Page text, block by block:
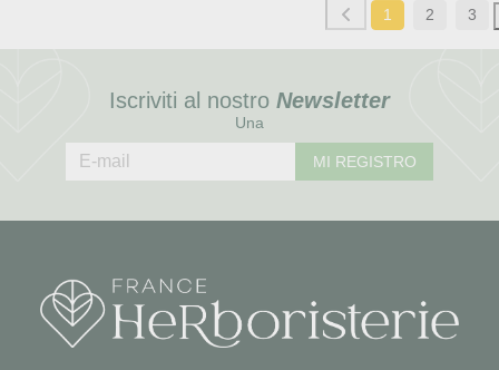
1 2 3
Iscriviti al nostro Newsletter
Una
MI REGISTRO